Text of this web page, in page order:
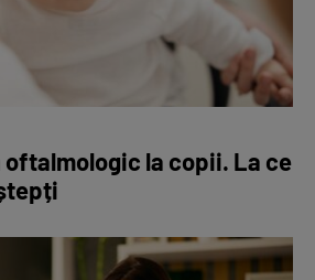
oftalmologic la copii. La ce